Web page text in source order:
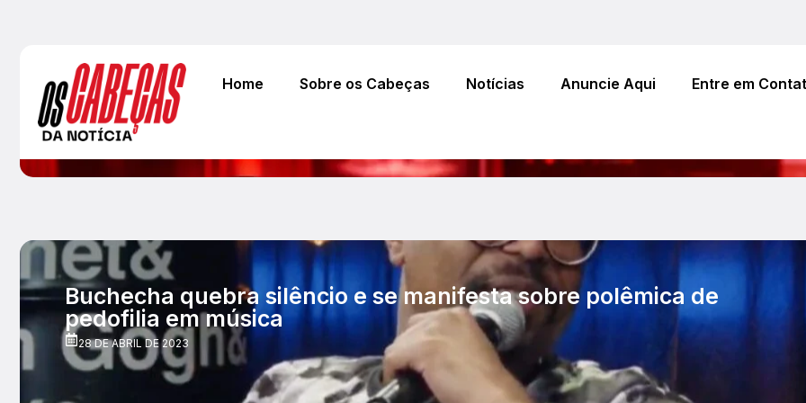
Home Sobre os Cabeças Notícias Anuncie Aqui Entre em
Buchecha quebra silêncio e se manifesta sobre polêmica de
pedofilia em música
28 DE ABRIL DE 2023